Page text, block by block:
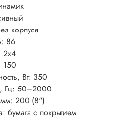
корпуса
86
2х4
150
Вт: 350
Гц: 50–2000
200 (8")
бумага с покрытием